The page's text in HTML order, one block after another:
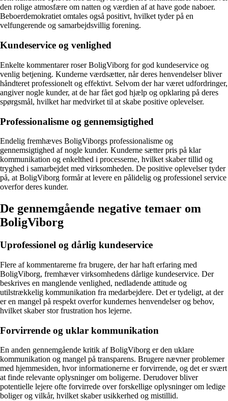
den rolige atmosfære om natten og værdien af at have gode naboer.
Beboerdemokratiet omtales også positivt, hvilket tyder på en
velfungerende og samarbejdsvillig forening.
Kundeservice og venlighed
Enkelte kommentarer roser BoligViborg for god kundeservice og
venlig betjening. Kunderne værdsætter, når deres henvendelser bliver
håndteret professionelt og effektivt. Selvom der har været udfordringer,
angiver nogle kunder, at de har fået god hjælp og opklaring på deres
spørgsmål, hvilket har medvirket til at skabe positive oplevelser.
Professionalisme og gennemsigtighed
Endelig fremhæves BoligViborgs professionalisme og
gennemsigtighed af nogle kunder. Kunderne sætter pris på klar
kommunikation og enkelthed i processerne, hvilket skaber tillid og
tryghed i samarbejdet med virksomheden. De positive oplevelser tyder
på, at BoligViborg formår at levere en pålidelig og professionel service
overfor deres kunder.
De gennemgående negative temaer om
BoligViborg
Uprofessionel og dårlig kundeservice
Flere af kommentarerne fra brugere, der har haft erfaring med
BoligViborg, fremhæver virksomhedens dårlige kundeservice. Der
beskrives en manglende venlighed, nedladende attitude og
utilstrækkelig kommunikation fra medarbejdere. Det er tydeligt, at der
er en mangel på respekt overfor kundernes henvendelser og behov,
hvilket skaber stor frustration hos lejerne.
Forvirrende og uklar kommunikation
En anden gennemgående kritik af BoligViborg er den uklare
kommunikation og mangel på transparens. Brugere nævner problemer
med hjemmesiden, hvor informationerne er forvirrende, og det er svært
at finde relevante oplysninger om boligerne. Derudover bliver
potentielle lejere ofte forvirrede over forskellige oplysninger om ledige
boliger og vilkår, hvilket skaber usikkerhed og mistillid.